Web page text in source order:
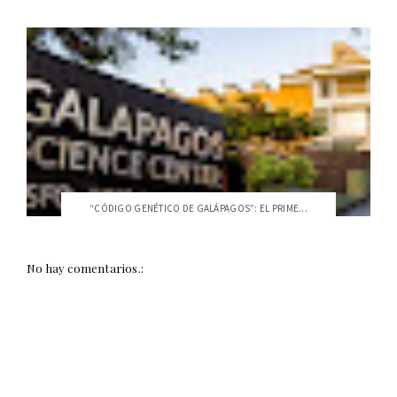
“CÓDIGO GENÉTICO DE GALÁPAGOS”: EL PRIME...
No hay comentarios.: